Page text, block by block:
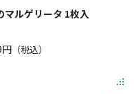
マルゲリータ 1枚入
（税込）